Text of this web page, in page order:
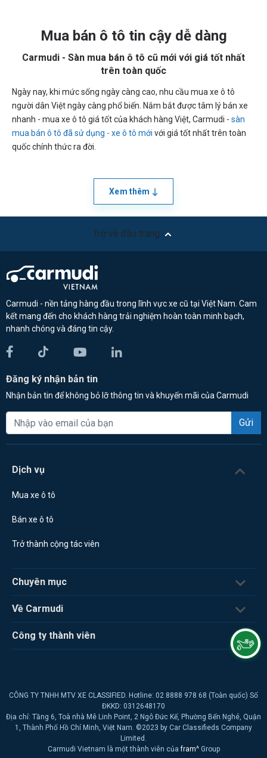
Mua bán ô tô tin cậy dễ dàng
Carmudi - Sàn mua bán ô tô cũ mới với giá tốt nhất
trên toàn quốc
Ngày nay, khi mức sống ngày càng cao, nhu cầu mua xe ô tô
người dân Việt ngày càng phổ biến. Nắm bắt được tâm lý bán xe
nhanh - mua xe ô tô giá tốt của khách hàng Việt, Carmudi - sàn
mua bán ô tô đã sử dụng - xe ô tô mới với giá tốt nhất trên toàn
quốc chính thức ra đời.
Xem thêm
Trở về đầu trang
Carmudi - nền tảng hàng đầu trong lĩnh vực xe cũ tại Việt Nam. Cam
kết mang đến cho khách hàng trải nghiệm hoàn toàn minh bạch,
nhanh chóng và đáng tin cậy.
Đăng ký nhận bản tin
Nhận bản tin để không bỏ lỡ thông tin và khuyến mãi của Carmudi
Gửi
Dịch vụ
Mua xe ô tô
Bán xe ô tô
Trở thành cộng tác viên
Chuyên mục
Về Carmudi
Công ty thành viên
CÔNG TY TNHH MTV XE CLASSIFIED. Hotline: 02 8888 978 68 (Toàn quốc) Số
ĐKKD: 0312648170
Địa chỉ: Tầng 6, Toà nhà Mê Linh Point, 2 Ngô Đức Kế, Phường Bến Nghé, Quận
1, Thành Phố Hồ Chí Minh, Việt Nam. ©2023 by Car Classifieds Company
Limited.
Carmudi Vietnam là một thành viên củafram^ Group